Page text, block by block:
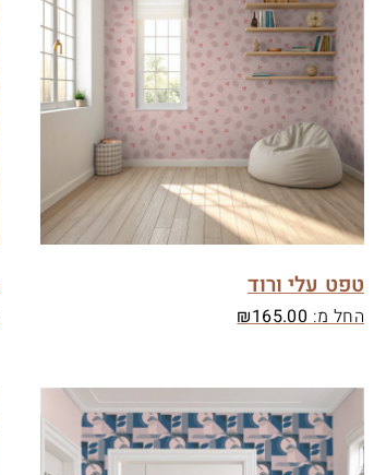
טפט עלי ורוד
החל מ: ₪165.00